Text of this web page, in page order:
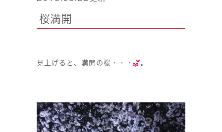
桜満開
見上げると、満開の桜・・・ 。